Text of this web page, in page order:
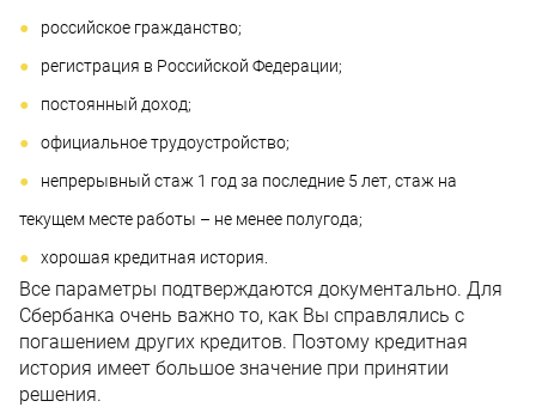
российское гражданство;
регистрация в Российской Федерации;
постоянный доход;
официальное трудоустройство;
непрерывный стаж 1 год за последние 5 лет, стаж на
текущем месте работы – не менее полугода;
хорошая кредитная история.
Все параметры подтверждаются документально. Для
Сбербанка очень важно то, как Вы справлялись с
погашением других кредитов. Поэтому кредитная
история имеет большое значение при принятии
решения.